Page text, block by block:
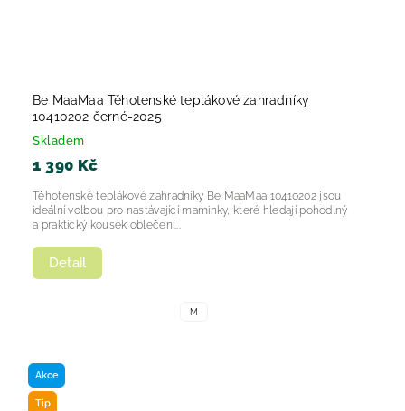
Be MaaMaa Těhotenské teplákové zahradníky
10410202 černé-2025
Skladem
1 390 Kč
Detail
Těhotenské teplákové zahradníky Be MaaMaa 10410202 jsou
ideální volbou pro nastávající maminky, které hledají pohodlný
a praktický kousek oblečení...
M
Akce
Tip